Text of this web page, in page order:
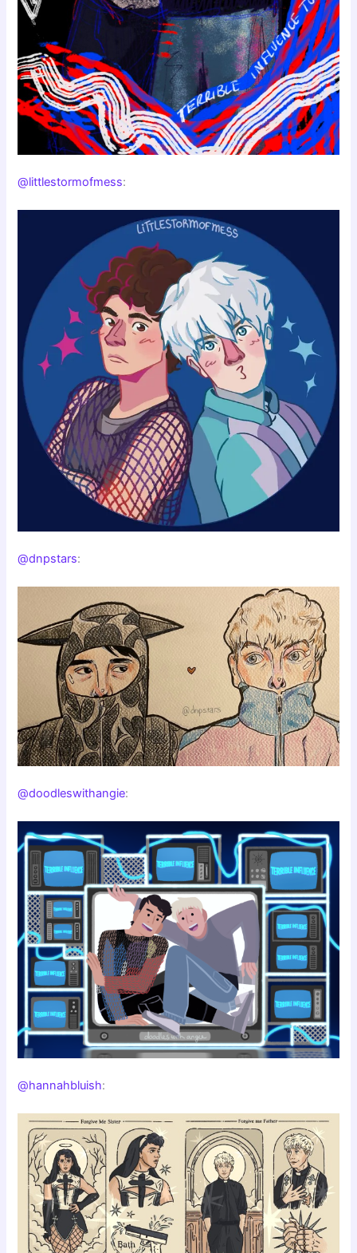
@littlestormofmess:
@dnpstars:
@doodleswithangie:
@hannahbluish: